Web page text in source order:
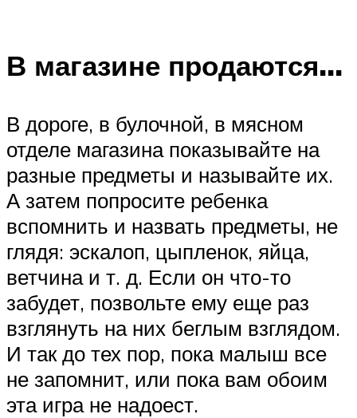
В магазине продаются…
В дороге, в булочной, в мясном
отделе магазина показывайте на
разные предметы и называйте их.
А затем попросите ребенка
вспомнить и назвать предметы, не
глядя: эскалоп, цыпленок, яйца,
ветчина и т. д. Если он что-то
забудет, позвольте ему еще раз
взглянуть на них беглым взглядом.
И так до тех пор, пока малыш все
не запомнит, или пока вам обоим
эта игра не надоест.